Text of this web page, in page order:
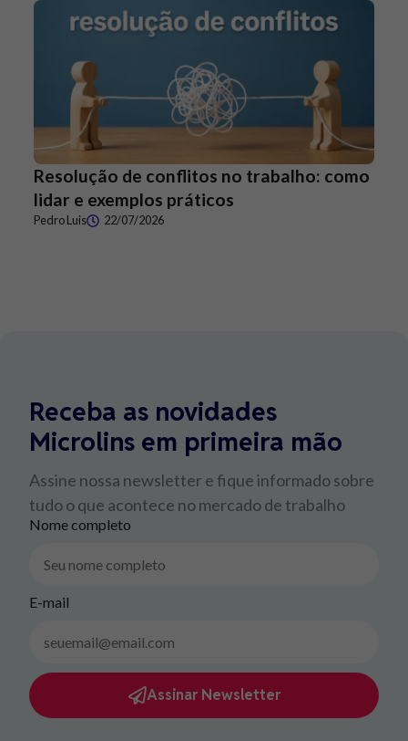
Resolução de conflitos no trabalho: como
lidar e exemplos práticos
Pedro Luis 22/07/2026
Receba as novidades
Microlins em primeira mão
Assine nossa newsletter e fique informado sobre
tudo o que acontece no mercado de trabalho
Nome completo
E-mail
Assinar Newsletter